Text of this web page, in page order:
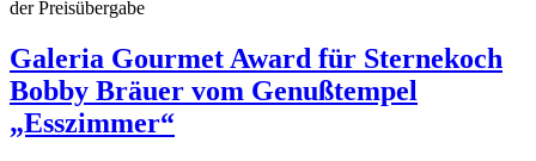
Galeria Gourmet Award für Sternekoch
Bobby Bräuer vom Genußtempel
„Esszimmer“